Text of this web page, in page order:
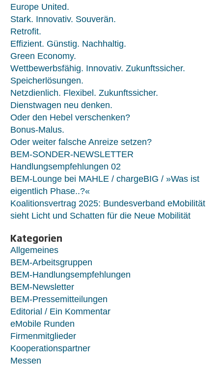
Europe United.
Stark. Innovativ. Souverän.
Retrofit.
Effizient. Günstig. Nachhaltig.
Green Economy.
Wettbewerbsfähig. Innovativ. Zukunftssicher.
Speicherlösungen.
Netzdienlich. Flexibel. Zukunftssicher.
Dienstwagen neu denken.
Oder den Hebel verschenken?
Bonus-Malus.
Oder weiter falsche Anreize setzen?
BEM-SONDER-NEWSLETTER
Handlungsempfehlungen 02
BEM-Lounge bei MAHLE / chargeBIG / »Was ist
eigentlich Phase..?«
Koalitionsvertrag 2025: Bundesverband eMobilität
sieht Licht und Schatten für die Neue Mobilität
Kategorien
Allgemeines
BEM-Arbeitsgruppen
BEM-Handlungsempfehlungen
BEM-Newsletter
BEM-Pressemitteilungen
Editorial / Ein Kommentar
eMobile Runden
Firmenmitglieder
Kooperationspartner
Messen